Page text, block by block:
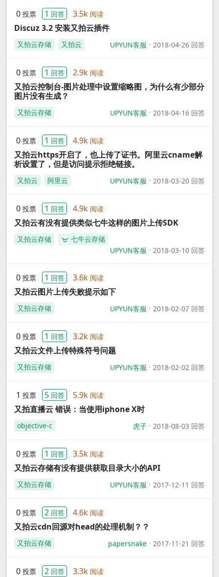
0 投票 1 回答 3.5k 阅读
Discuz 3.2 安装又拍云插件
又拍云存储 又拍云 UPYUN客服 2018-04-26 回答
0 投票 1 回答 2.9k 阅读
又拍云控制台-图片处理中设置缩略图，为什么有少部分
图片没有生成？
又拍云存储 UPYUN客服 2018-04-16 回答
0 投票 1 回答 4.9k 阅读
又拍云https开启了，也上传了证书。阿里云cname解
析设置了，但是访问提示拒绝链接。
又拍云 阿里云 UPYUN客服 2018-03-20 回答
0 投票 1 回答 4.9k 阅读
又拍云有没有提供类似七牛这样的图片上传SDK
又拍云存储
七牛云存储
UPYUN客服
2018-03-10 回答
0 投票 1 回答 3.6k 阅读
又拍云图片上传失败提示如下
又拍云存储 UPYUN客服 2018-02-07 回答
0 投票 1 回答 3.2k 阅读
又拍云文件上传特殊符号问题
又拍云存储 UPYUN客服 2018-02-02 回答
1 投票 5 回答 5.9k 阅读
又拍直播云 错误：当使用iphone X时
objective-c 虎子 2018-08-03 回答
0 投票 1 回答 3.5k 阅读
又拍云存储有没有提供获取目录大小的API
又拍云存储 UPYUN客服 2017-12-11 回答
0 投票 2 回答 4.6k 阅读
又拍云cdn回源对head的处理机制？？
又拍云存储 papersnake 2017-11-21 回答
0 投票 2 回答 3.3k 阅读